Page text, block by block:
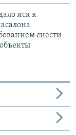
иск к
снести